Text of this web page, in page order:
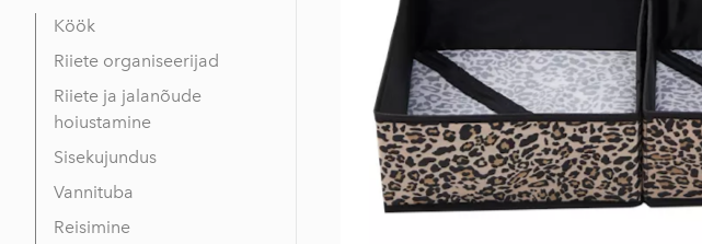
Köök
Riiete organiseerijad
Riiete ja jalanõude
hoiustamine
Sisekujundus
Vannituba
Reisimine